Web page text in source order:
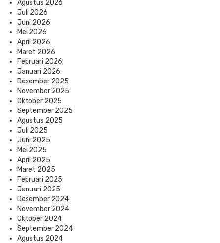
Agustus 2026
Juli 2026
Juni 2026
Mei 2026
April 2026
Maret 2026
Februari 2026
Januari 2026
Desember 2025
November 2025
Oktober 2025
September 2025
Agustus 2025
Juli 2025
Juni 2025
Mei 2025
April 2025
Maret 2025
Februari 2025
Januari 2025
Desember 2024
November 2024
Oktober 2024
September 2024
Agustus 2024